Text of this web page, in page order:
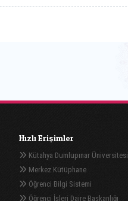
Hızlı Erişimler
Kütahya Dumlupınar Üniversitesi
Merkez Kütüphane
Öğrenci Bilgi Sistemi
Öğrenci İşleri Daire Başkanlığı